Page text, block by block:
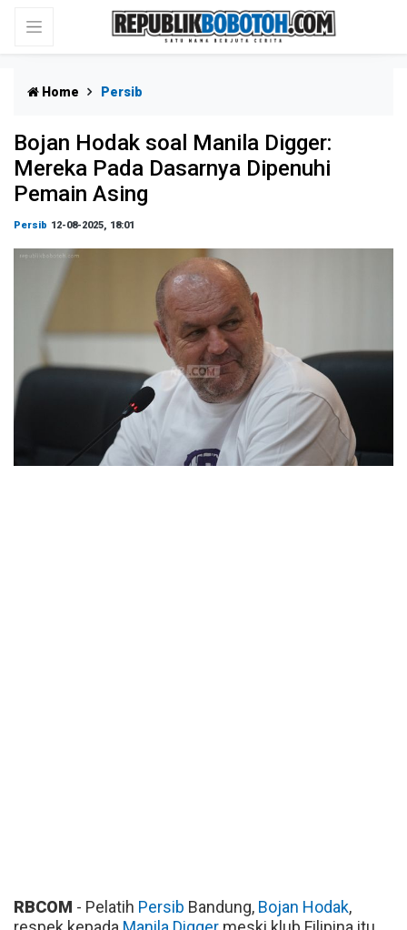
Home Persib
Bojan Hodak soal Manila Digger:
Mereka Pada Dasarnya Dipenuhi
Pemain Asing
Persib 12-08-2025, 18:01
RBCOM - Pelatih Persib Bandung, Bojan Hodak,